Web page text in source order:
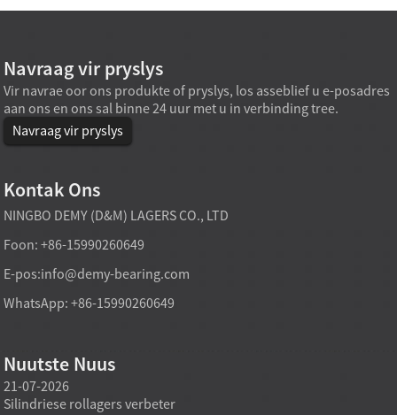
Navraag vir pryslys
Vir navrae oor ons produkte of pryslys, los asseblief u e-posadres
aan ons en ons sal binne 24 uur met u in verbinding tree.
Navraag vir pryslys
Kontak Ons
NINGBO DEMY (D&M) LAGERS CO., LTD
Foon: +86-15990260649
E-pos:info@demy-bearing.com
WhatsApp: +86-15990260649
Nuutste Nuus
21-07-2026
Silindriese rollagers verbeter